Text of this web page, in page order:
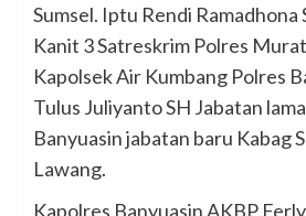
Sumsel. Iptu Rendi Ramadhona
Kanit 3 Satreskrim Polres
Kapolsek Air Kumbang Polres
Tulus Juliyanto SH Jabatan
Banyuasin jabatan baru Kabag
Lawang.
Kapolres Banyuasin AKBP